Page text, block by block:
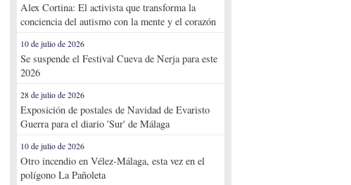
Alex Cortina: El activista que transforma la
conciencia del autismo con la mente y el corazón
10 de julio de 2026
Se suspende el Festival Cueva de Nerja para este
2026
28 de julio de 2026
Exposición de postales de Navidad de Evaristo
Guerra para el diario 'Sur' de Málaga
10 de julio de 2026
Otro incendio en Vélez-Málaga, esta vez en el
polígono La Pañoleta